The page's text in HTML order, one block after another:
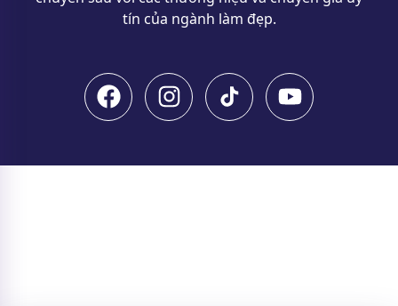
tín của ngành làm đẹp.